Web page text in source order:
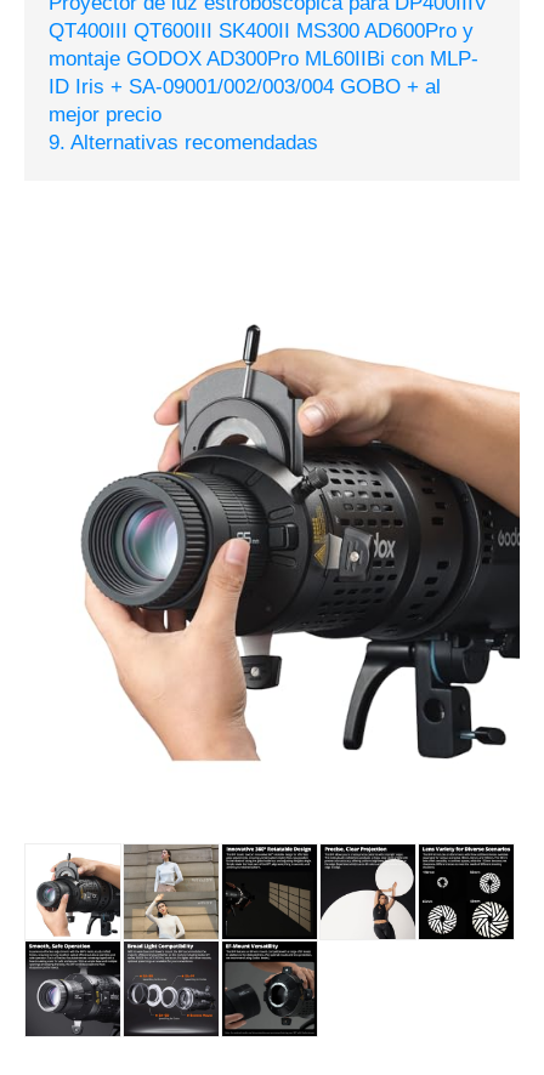
QT400III QT600III SK400II MS300 AD600Pro y
montaje GODOX AD300Pro ML60IIBi con MLP-
ID Iris + SA-09001/002/003/004 GOBO + al
mejor precio
9. Alternativas recomendadas